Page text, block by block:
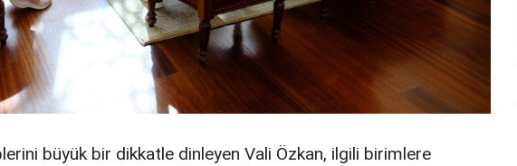
büyük bir dikkatle dinleyen Vali Özkan, ilgili birimlere